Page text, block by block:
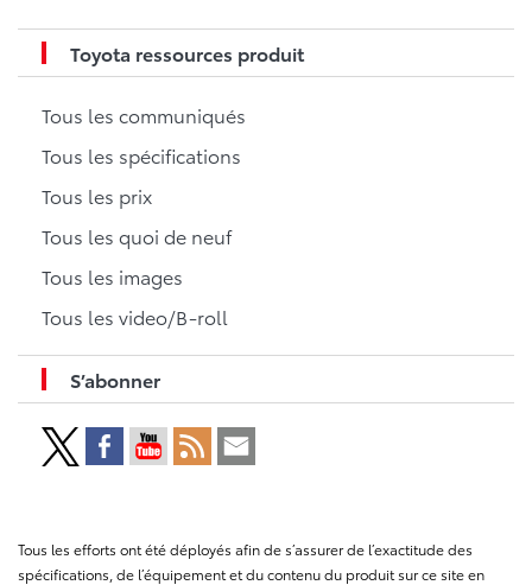
Toyota ressources produit
Tous les communiqués
Tous les spécifications
Tous les prix
Tous les quoi de neuf
Tous les images
Tous les video/B-roll
S’abonner
Tous les efforts ont été déployés afin de s’assurer de l’exactitude des
spécifications, de l’équipement et du contenu du produit sur ce site en